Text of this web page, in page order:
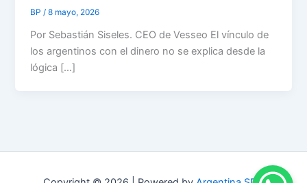
BP/8 mayo, 2026
Por Sebastián Siseles. CEO de Vesseo El vínculo de
los argentinos con el dinero no se explica desde la
lógica […]